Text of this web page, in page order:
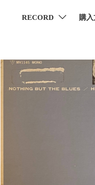
RECORD 購